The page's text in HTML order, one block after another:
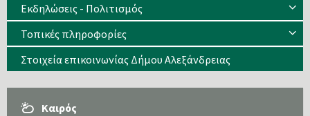
Εκδηλώσεις - Πολιτισμός
Τοπικές πληροφορίες
Στοιχεία επικοινωνίας Δήμου Αλεξάνδρειας
Καιρός